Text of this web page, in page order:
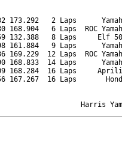
173.292   2 Laps
168.904   6 Laps  ROC
132.388   8 Laps     Elf
161.884   9 Laps
12 Laps  ROC
168.833  14 Laps
168.284  16 Laps
167.267  16 Laps       Honda
Harris